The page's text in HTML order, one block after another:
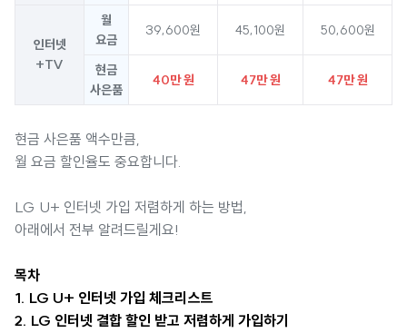
인터넷
+TV
월
요금
39,600원 45,100원 50,600원
현금
사은품
40만 원 47만 원 47만 원
현금 사은품 액수만큼,
월 요금 할인율도 중요합니다.
LG U+ 인터넷 가입 저렴하게 하는 방법,
아래에서 전부 알려드릴게요!
목차
1. LG U+ 인터넷 가입 체크리스트
2. LG 인터넷 결합 할인 받고 저렴하게 가입하기